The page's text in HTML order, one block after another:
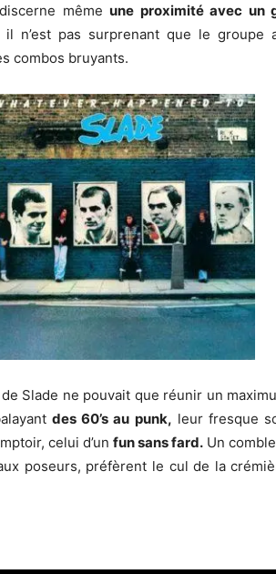
même une proximité avec un
il n’est pas surprenant que le groupe
combos bruyants.
Slade ne pouvait que réunir un
des 60’s au punk, leur fresque
celui d’un fun sans fard.Un
poseurs, préfèrent le cul de la